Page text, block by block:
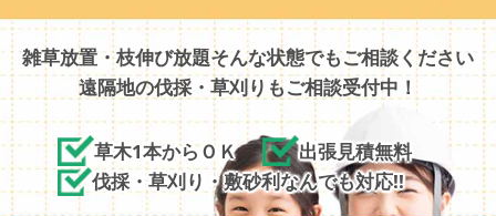
雑草放置・枝伸び放題そんな状態でもご相談ください
遠隔地の伐採・草刈りもご相談受付中！
草木1本からＯＫ
出張見積無料
伐採・草刈り・敷砂利なんでも対応!!